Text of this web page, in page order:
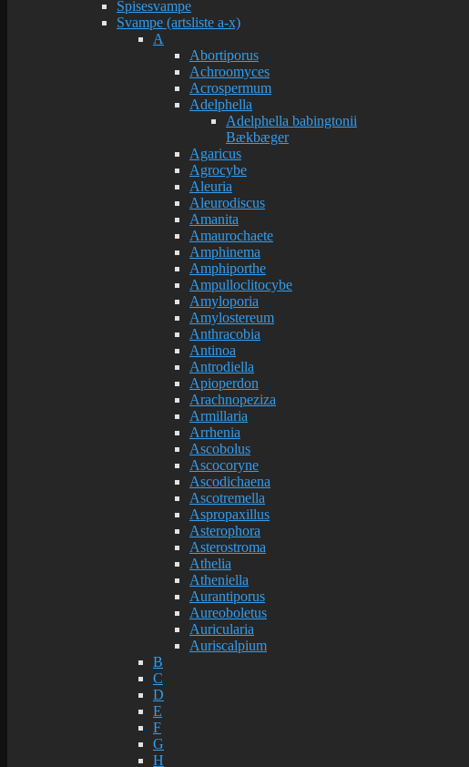
Spisesvampe
Svampe (artsliste a-x)
A
Abortiporus
Achroomyces
Acrospermum
Adelphella
Adelphella babingtonii
Bækbæger
Agaricus
Agrocybe
Aleuria
Aleurodiscus
Amanita
Amaurochaete
Amphinema
Amphiporthe
Ampulloclitocybe
Amyloporia
Amylostereum
Anthracobia
Antinoa
Antrodiella
Apioperdon
Arachnopeziza
Armillaria
Arrhenia
Ascobolus
Ascocoryne
Ascodichaena
Ascotremella
Aspropaxillus
Asterophora
Asterostroma
Athelia
Atheniella
Aurantiporus
Aureoboletus
Auricularia
Auriscalpium
B
C
D
E
F
G
H